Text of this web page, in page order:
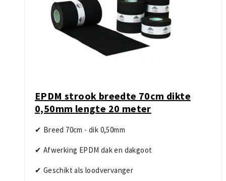
EPDM strook breedte 70cm dikte
0,50mm lengte 20 meter
✔ Breed 70cm - dik 0,50mm
✔ Afwerking EPDM dak en dakgoot
✔ Geschikt als loodvervanger